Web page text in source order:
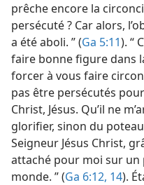
prêche encore la
persécuté ? Car alors,
a été aboli. ” (Ga 5:11). “
faire bonne figure dans
forcer à vous faire
pas être persécutés
Christ, Jésus. Qu’il ne
glorifier, sinon du
Seigneur Jésus Christ,
attaché pour moi sur
monde. ” (Ga 6:12, 14).